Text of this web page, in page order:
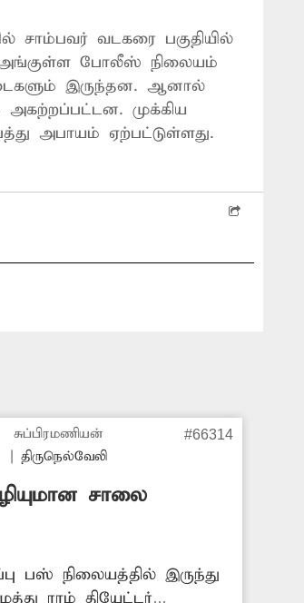
சாம்பவர் வடகரை பகுதியில்
போலீஸ் நிலையம்
இருந்தன. ஆனால்
முக்கிய
அபாயம் ஏற்பட்டுள்ளது.
சுப்பிரமணியன்
|திருநெல்வேலி
#66314
சாலை
பஸ் நிலையத்தில் இருந்து
ராம் தியேட்டர்